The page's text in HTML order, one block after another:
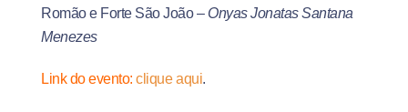
Romão e Forte São João – Onyas Jonatas Santana
Menezes
Link do evento: clique aqui.